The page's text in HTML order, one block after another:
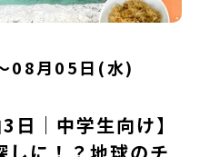
目：30％・プログラム開始日
％・催行中止について天候な
可能性があります。その場合
いたします。又、最少催行人数
までに催行中止の旨をメール
質問その他、よくあるご質問
運営団体について＜プログラ
化プラットフォーム＞「意志
のレベルに合わせて、以下の2
1】全体オンライン説明会
は「おためし地域留学」を知
ら選んで参加できる「おため
イブ動画をご覧いただけま
局のサポート体制、安全面に
平取町プログラム説明会〜
恵と夢を体験「砂金堀」 -川
徴を知る学校体験 -高校生
大樹町ならではのランチ＆ス
②」 -大樹町宇宙交流センタ
してみよう！「みんなで
町の大人たちと交流＜3日目
-みんなで振り返り対話「牧
場見学・搾乳体験・動物と触
）武家屋敷群」。今も残る約
が住んでいます。400年前の武
るで、まち全体がタイムカプ
広がる八代海（やつしろか
む夕日は一生に一度は見てお
建築科」と「機械電気科」の2
のデザインにチャレンジでき
ト」の木材加工部門で九州大
ンモノ！この旅では自分の手
08月05日(水)
｜中学生向け】
しに！？地球のチ